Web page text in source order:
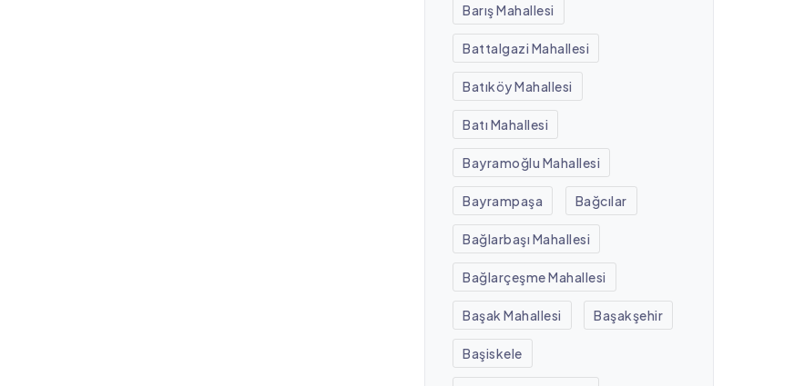
Barış Mahallesi
Battalgazi Mahallesi
Batıköy Mahallesi
Batı Mahallesi
Bayramoğlu Mahallesi
Bayrampaşa Bağcılar
Bağlarbaşı Mahallesi
Bağlarçeşme Mahallesi
Başak Mahallesi Başakşehir
Başiskele